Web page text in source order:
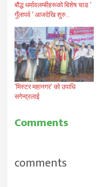
बौद्ध धर्मावलम्बीहरूको बिशेष चाड ‘
गुँलापर्व ‘ आजदेखि शुरु…
‘मिस्टर महानगर’ को उपाधि
सगेन्द्रलाई
Comments
comments